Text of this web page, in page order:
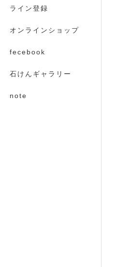
ライン登録
オンラインショップ
fecebook
石けんギャラリー
note